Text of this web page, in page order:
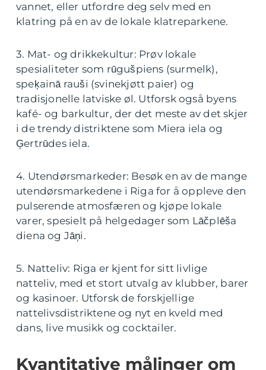
vannet, eller utfordre deg selv med en
klatring på en av de lokale klatreparkene.
3. Mat- og drikkekultur: Prøv lokale
spesialiteter som rūgušpiens (surmelk),
speķainā rauši (svinekjøtt paier) og
tradisjonelle latviske øl. Utforsk også byens
kafé- og barkultur, der det meste av det skjer
i de trendy distriktene som Miera iela og
Ģertrūdes iela.
4. Utendørsmarkeder: Besøk en av de mange
utendørsmarkedene i Riga for å oppleve den
pulserende atmosfæren og kjøpe lokale
varer, spesielt på helgedager som Lāčplēša
diena og Jāņi.
5. Natteliv: Riga er kjent for sitt livlige
natteliv, med et stort utvalg av klubber, barer
og kasinoer. Utforsk de forskjellige
nattelivsdistriktene og nyt en kveld med
dans, live musikk og cocktailer.
Kvantitative målinger om